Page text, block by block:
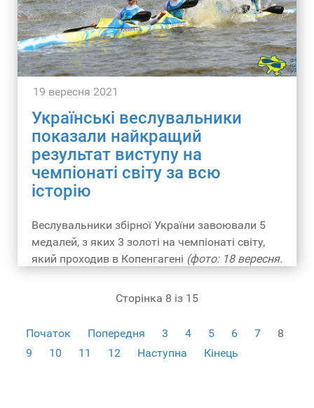
19 вересня 2021
Українські веслувальники
показали найкращий
результат виступу на
чемпіонаті світу за всю
історію
Веслувальники збірної України завоювали 5
медалей, з яких 3 золоті на чемпіонаті світу,
який проходив в Копенгагені (фото: 18 вересня.
історичної перемоги байдарочників в
виступів збірної на чемпіонатах світу (з 1993-го
Сторінка 8 із 15
Початок Попередня 3 4 5 6 7
8
9
10 11 12 Наступна Кінець